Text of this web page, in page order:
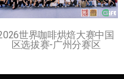
世界咖啡烘焙大赛中国
区选拔赛-广州分赛区